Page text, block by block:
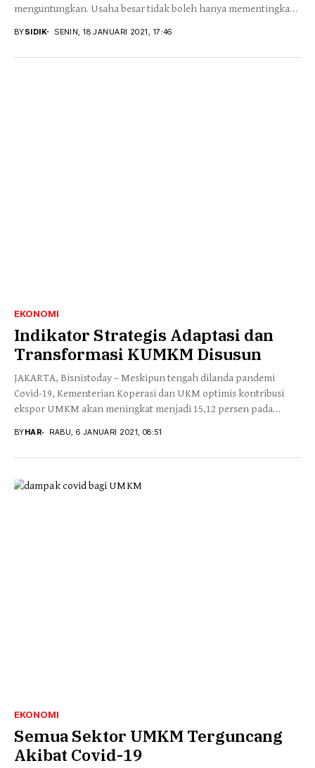
menguntungkan. Usaha besar tidak boleh hanya mementingkan
BYSIDIK SENIN, 18 JANUARI 2021, 17:46
EKONOMI
Indikator Strategis Adaptasi dan
Transformasi KUMKM Disusun
JAKARTA, Bisnistoday – Meskipun tengah dilanda pandemi
Covid-19, Kementerian Koperasi dan UKM optimis kontribusi
ekspor UMKM akan meningkat menjadi 15,12 persen pada
BYHAR RABU, 6 JANUARI 2021, 08:51
EKONOMI
Semua Sektor UMKM Terguncang
Akibat Covid-19